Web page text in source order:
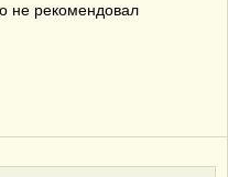
не рекомендовал